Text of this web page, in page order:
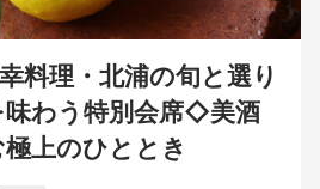
料理・北浦の旬と選り
わう特別会席◇美酒
上のひととき